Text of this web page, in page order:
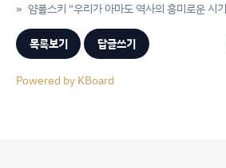
»
목록보기 답글쓰기
Powered by KBoard